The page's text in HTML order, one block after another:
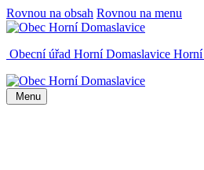
Rovnou na obsah Rovnou na menu
Obecní úřad Horní Domaslavice Horní
Menu